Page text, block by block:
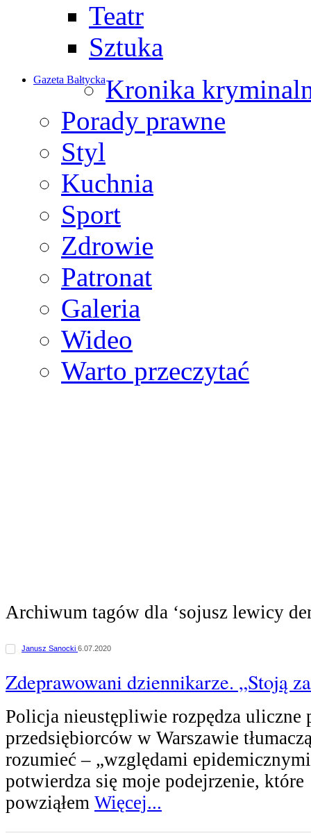
Teatr
Sztuka
Gazeta BałtyckaKronika
Porady prawne
Styl
Kuchnia
Sport
Zdrowie
Patronat
Galeria
Wideo
Warto przeczytać
Archiwum tagów dla ‘sojusz lewicy
Janusz Sanocki 6.07.2020
Zdeprawowani dziennikarze. „Stoją
Policja nieustępliwie rozpędza uliczne
przedsiębiorców w Warszawie
rozumieć – „względami
potwierdza się moje podejrzenie, które
powziąłem Więcej...